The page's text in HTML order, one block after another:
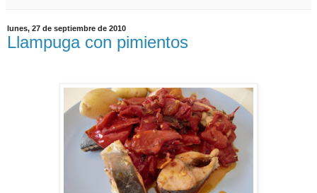
lunes, 27 de septiembre de 2010
Llampuga con pimientos